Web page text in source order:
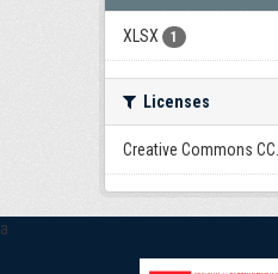
XLSX 1
Licenses
Creative Commons CC...
a